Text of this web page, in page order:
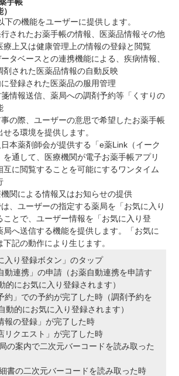
下の機能をユーザーに提供します。
されたお薬手帳の情報、医薬品情報その他
療上又は健康管理上の情報の登録と閲覧
タベースとの連携機能による、疾病情報、
剤された医薬品情報の自動反映
登録された医薬品の服用管理
情報送信、薬局への調剤予約等「くすりの
の際、ユーザーの意思で希望したお薬手帳
る環境を提供します。
本薬剤師会が提供する「e薬Link（イーク
を通して、医療機関が電子お薬手帳アプリ
互に閲覧することを可能にするワンタイム
関による情報又はお知らせの提供
、ユーザーの指定する薬局を「お気に入り
ことで、ユーザー情報を「お気に入り登
局へ送信する機能を提供します。「お気に
下記の動作により生じます。
入り登録ボタン」のタップ
動連携」の申請（お薬自動連携を申請す
的にお気に入り登録されます）
約」での予約が完了した時（調剤予約を
動的にお気に入り登録されます）
報の登録」が完了した時
リクエスト」が完了した時
の案内で二次元バーコードを読み取った
書の二次元バーコードを読み取った時